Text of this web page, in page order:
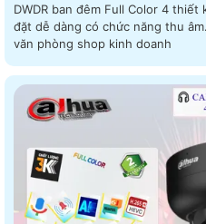
DWDR ban đêm Full Color 4
đặt dễ dàng có chức năng thu âm. Phù hợp sử dụng cho cửa hàng
văn phòng shop kinh doanh